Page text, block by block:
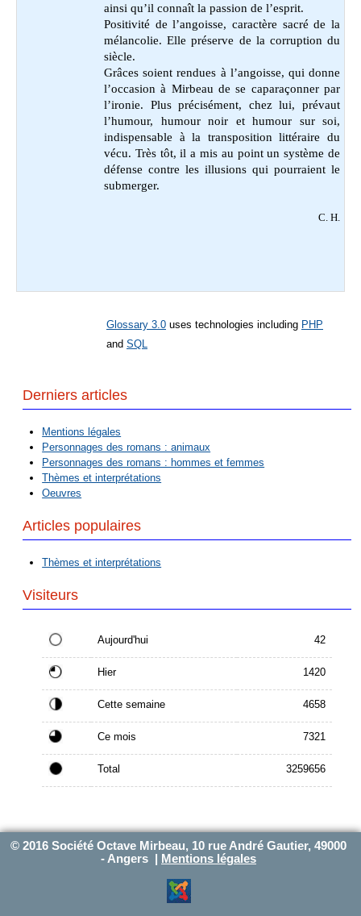
ainsi qu’il connaît la passion de l’esprit.
Positivité de l’angoisse, caractère sacré de la
mélancolie. Elle préserve de la corruption du
siècle.
Grâces soient rendues à l’angoisse, qui donne
l’occasion à Mirbeau de se caparaçonner par
l’ironie. Plus précisément, chez lui, prévaut
l’humour, humour noir et humour sur soi,
indispensable à la transposition littéraire du
vécu. Très tôt, il a mis au point un système de
défense contre les illusions qui pourraient le
submerger.
C. H.
Glossary 3.0 uses technologies including PHP
and SQL
Derniers articles
Mentions légales
Personnages des romans : animaux
Personnages des romans : hommes et femmes
Thèmes et interprétations
Oeuvres
Articles populaires
Thèmes et interprétations
Visiteurs
Aujourd'hui 42
Hier 1420
Cette semaine 4658
Ce mois 7321
Total 3259656
© 2016 Société Octave Mirbeau, 10 rue André Gautier, 49000
- Angers |
Mentions légales